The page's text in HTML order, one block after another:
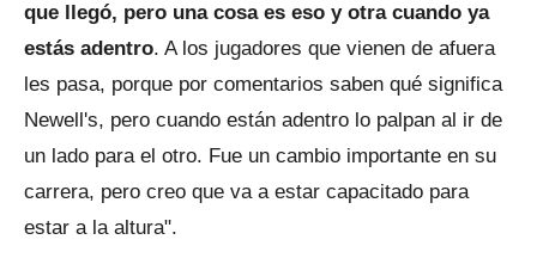
que llegó, pero una cosa es eso y otra cuando ya
estás adentro. A los jugadores que vienen de afuera
les pasa, porque por comentarios saben qué significa
Newell's, pero cuando están adentro lo palpan al ir de
un lado para el otro. Fue un cambio importante en su
carrera, pero creo que va a estar capacitado para
estar a la altura".